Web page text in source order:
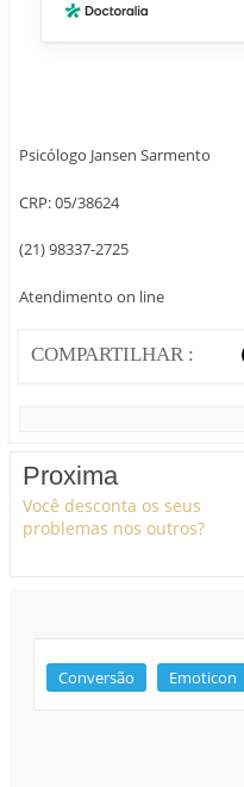
Psicólogo Jansen Sarmento
CRP: 05/38624
(21) 98337-2725
Atendimento on line
COMPARTILHAR :
Proxima
Você desconta os seus
problemas nos outros?
Conversão Emoticon